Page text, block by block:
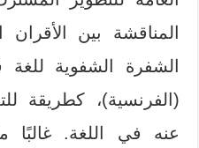
المناقشة بين الأقران
الشفرة الشفوية
(الفرنسية)، كطريقة
عنه في اللغة.